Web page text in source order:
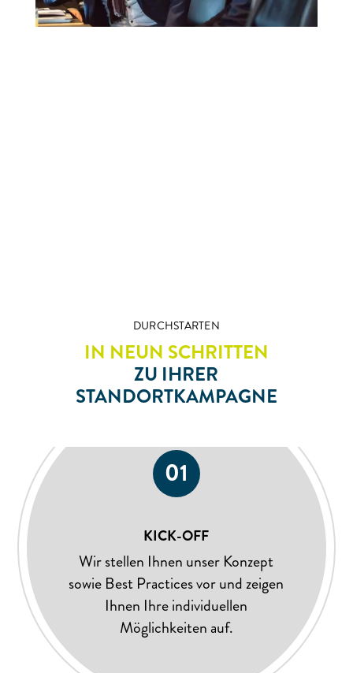
DURCHSTARTEN
IN NEUN SCHRITTEN
ZU IHRER
STANDORTKAMPAGNE
01
KICK-OFF
Wir stellen Ihnen unser Konzept
sowie Best Practices vor und zeigen
Ihnen Ihre individuellen
Möglichkeiten auf.